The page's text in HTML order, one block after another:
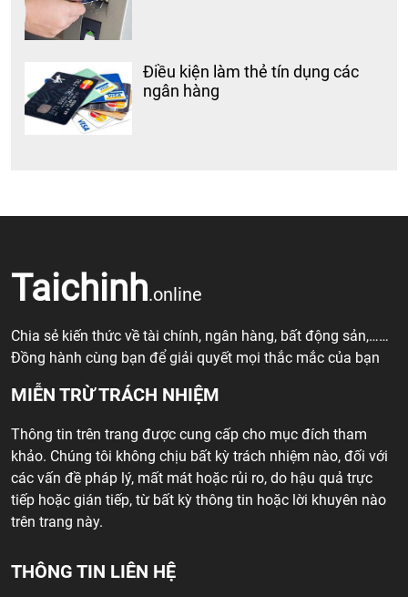
Điều kiện làm thẻ tín dụng các
ngân hàng
Taichinh.online
Chia sẻ kiến thức về tài chính, ngân hàng, bất động sản,……
Đồng hành cùng bạn để giải quyết mọi thắc mắc của bạn
MIỄN TRỪ TRÁCH NHIỆM
Thông tin trên trang được cung cấp cho mục đích tham
khảo. Chúng tôi không chịu bất kỳ trách nhiệm nào, đối với
các vấn đề pháp lý, mất mát hoặc rủi ro, do hậu quả trực
tiếp hoặc gián tiếp, từ bất kỳ thông tin hoặc lời khuyên nào
trên trang này.
THÔNG TIN LIÊN HỆ